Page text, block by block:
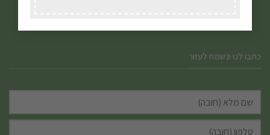
כתבו לנו ונשמח לעזור